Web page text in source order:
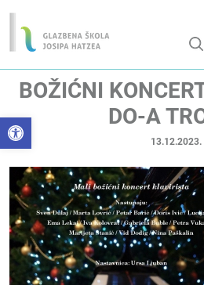
Open toolbar
BOŽIĆNI
DO-A
13.12.2023.